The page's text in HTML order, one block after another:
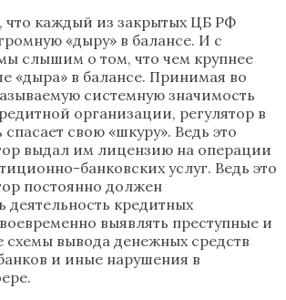
каждый из закрытых ЦБ РФ
«дыру» в балансе. И с
слышим о том, что чем крупнее
«дыра» в балансе. Принимая во
системную значимость
организации, регулятор в
свою «шкуру». Ведь это
выдал им лицензию на операции
банковских услуг. Ведь это
постоянно должен
деятельность кредитных
выявлять преступные и
вывода денежных средств
и иные нарушения в